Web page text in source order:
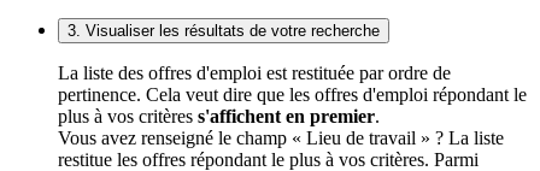
3. Visualiser les résultats de votre recherche
La liste des offres d'emploi est restituée par ordre de
pertinence. Cela veut dire que les offres d'emploi répondant le
plus à vos critères s'affichent en premier.
Vous avez renseigné le champ « Lieu de travail » ? La liste
restitue les offres répondant le plus à vos critères. Parmi